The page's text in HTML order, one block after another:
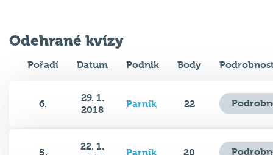
Odehrané kvízy
Pořadí Datum Podnik Body
6.
29. 1.
2018
Parník 22
5.
22. 1.
Parník 20